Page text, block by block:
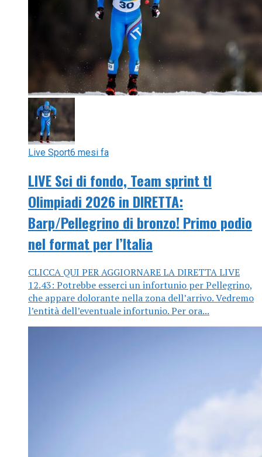
Live Sport6 mesi fa
LIVE Sci di fondo, Team sprint tl
Olimpiadi 2026 in DIRETTA:
Barp/Pellegrino di bronzo! Primo podio
nel format per l’Italia
CLICCA QUI PER AGGIORNARE LA DIRETTA LIVE
12.43: Potrebbe esserci un infortunio per Pellegrino,
che appare dolorante nella zona dell’arrivo. Vedremo
l’entità dell’eventuale infortunio. Per ora...